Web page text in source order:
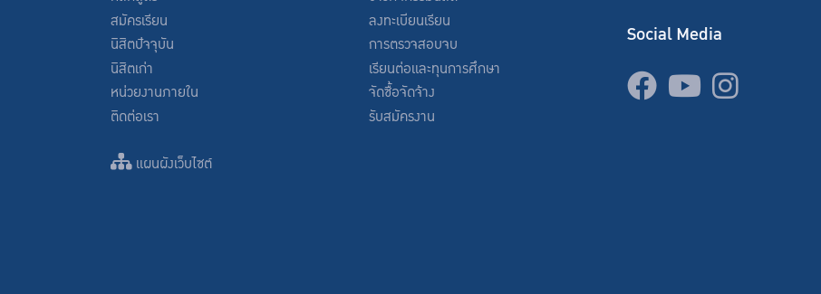
สมัครเรียน
นิสิตปัจจุบัน
นิสิตเก่า
หน่วยงานภายใน
ติดต่อเรา
แผนผังเว็บไซต์
ลงทะเบียนเรียน
การตรวจสอบจบ
เรียนต่อและทุนการศึกษา
จัดซื้อจัดจ้าง
รับสมัครงาน
Social Media